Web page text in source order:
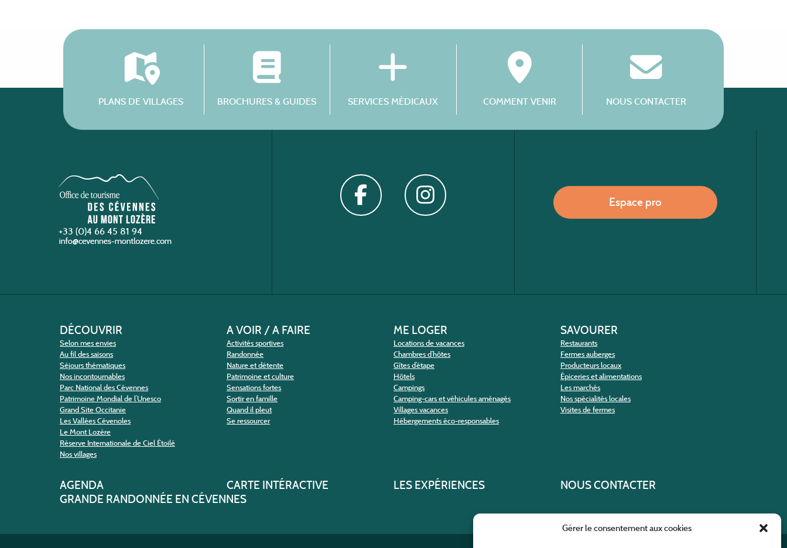
Gérer le consentement aux cookies
PLANS DE VILLAGES BROCHURES & GUIDES SERVICES MÉDICAUX COMMENT VENIR NOUS CONTACTER
+33 (0)4 66 45 81 94
Espace pro
DÉCOUVRIR
Selon mes envies
Au fil des saisons
Séjours thématiques
Nos incontournables
Parc National des Cévennes
Patrimoine Mondial de l’Unesco
Grand Site Occitanie
Les Vallées Cévenoles
Le Mont Lozère
Réserve Internationale de Ciel Étoilé
Nos villages
A VOIR / A FAIRE
Activités sportives
Randonnée
Nature et détente
Patrimoine et culture
Sensations fortes
Sortir en famille
Quand il pleut
Se ressourcer
ME LOGER
Locations de vacances
Chambres d’hôtes
Gîtes d’étape
Hôtels
Campings
Camping-cars et véhicules aménagés
Villages vacances
Hébergements éco-responsables
SAVOURER
Restaurants
Fermes auberges
Producteurs locaux
Épiceries et alimentations
Les marchés
Nos spécialités locales
Visites de fermes
AGENDA CARTE INTÉRACTIVE LES EXPÉRIENCES
NOUS CONTACTER
GRANDE RANDONNÉE EN CÉVENNES